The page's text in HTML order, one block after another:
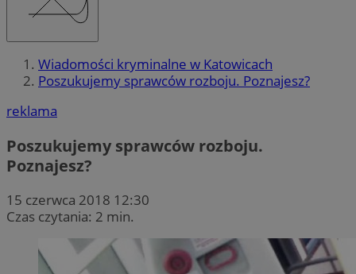
Wiadomości kryminalne w Katowicach
Poszukujemy sprawców rozboju. Poznajesz?
reklama
Poszukujemy sprawców rozboju.
Poznajesz?
15 czerwca 2018 12:30
Czas czytania: 2 min.